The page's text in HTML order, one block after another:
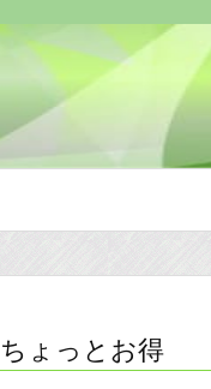
ょっとお得